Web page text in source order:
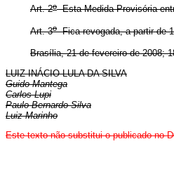
Art. 2oEsta Medida Provisória
Art. 3oFica revogada, a partir de 1
Brasília, 21 de fevereiro de 2008;
LUIZ INÁCIO LULA DA SILVA
Guido Mantega
Carlos Lupi
Paulo Bernardo Silva
Luiz Marinho
Este texto não substitui o publicado no